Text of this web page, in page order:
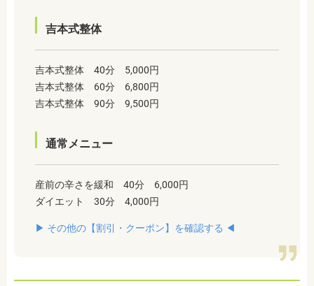
吉本式整体
吉本式整体 40分 5,000円
吉本式整体 60分 6,800円
吉本式整体 90分 9,500円
通常メニュー
産前の辛さを緩和 40分 6,000円
ダイエット 30分 4,000円
▶︎ その他の【割引・クーポン】を確認する ◀︎